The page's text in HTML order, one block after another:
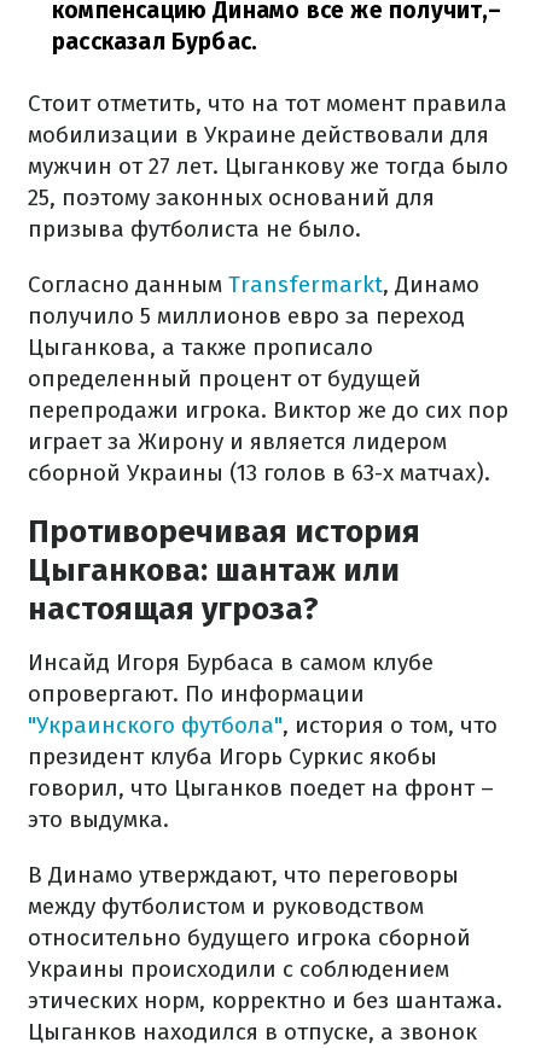
компенсацию Динамо все же получит,–
рассказал Бурбас.
Стоит отметить, что на тот момент правила
мобилизации в Украине действовали для
мужчин от 27 лет. Цыганкову же тогда было
25, поэтому законных оснований для
призыва футболиста не было.
Согласно данным Transfermarkt, Динамо
получило 5 миллионов евро за переход
Цыганкова, а также прописало
определенный процент от будущей
перепродажи игрока. Виктор же до сих пор
играет за Жирону и является лидером
сборной Украины (13 голов в 63-х матчах).
Противоречивая история
Цыганкова: шантаж или
настоящая угроза?
Инсайд Игоря Бурбаса в самом клубе
опровергают. По информации
"Украинского футбола", история о том, что
президент клуба Игорь Суркис якобы
говорил, что Цыганков поедет на фронт –
это выдумка.
В Динамо утверждают, что переговоры
между футболистом и руководством
относительно будущего игрока сборной
Украины происходили с соблюдением
этических норм, корректно и без шантажа.
Цыганков находился в отпуске, а звонок